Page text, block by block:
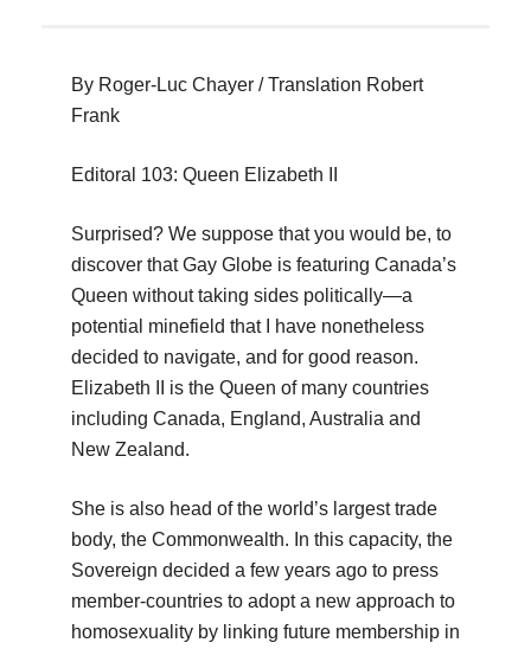
By Roger-Luc Chayer / Translation Robert
Frank
Editoral 103: Queen Elizabeth II
Surprised? We suppose that you would be, to
discover that Gay Globe is featuring Canada’s
Queen without taking sides politically—a
potential minefield that I have nonetheless
decided to navigate, and for good reason.
Elizabeth II is the Queen of many countries
including Canada, England, Australia and
New Zealand.
She is also head of the world’s largest trade
body, the Commonwealth. In this capacity, the
Sovereign decided a few years ago to press
member-countries to adopt a new approach to
homosexuality by linking future membership in